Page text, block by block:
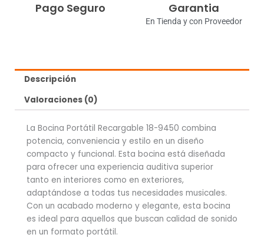
Pago Seguro Garantia
En Tienda y con Proveedor
Descripción
Valoraciones (0)
La Bocina Portátil Recargable 18-9450 combina
potencia, conveniencia y estilo en un diseño
compacto y funcional. Esta bocina está diseñada
para ofrecer una experiencia auditiva superior
tanto en interiores como en exteriores,
adaptándose a todas tus necesidades musicales.
Con un acabado moderno y elegante, esta bocina
es ideal para aquellos que buscan calidad de sonido
en un formato portátil.